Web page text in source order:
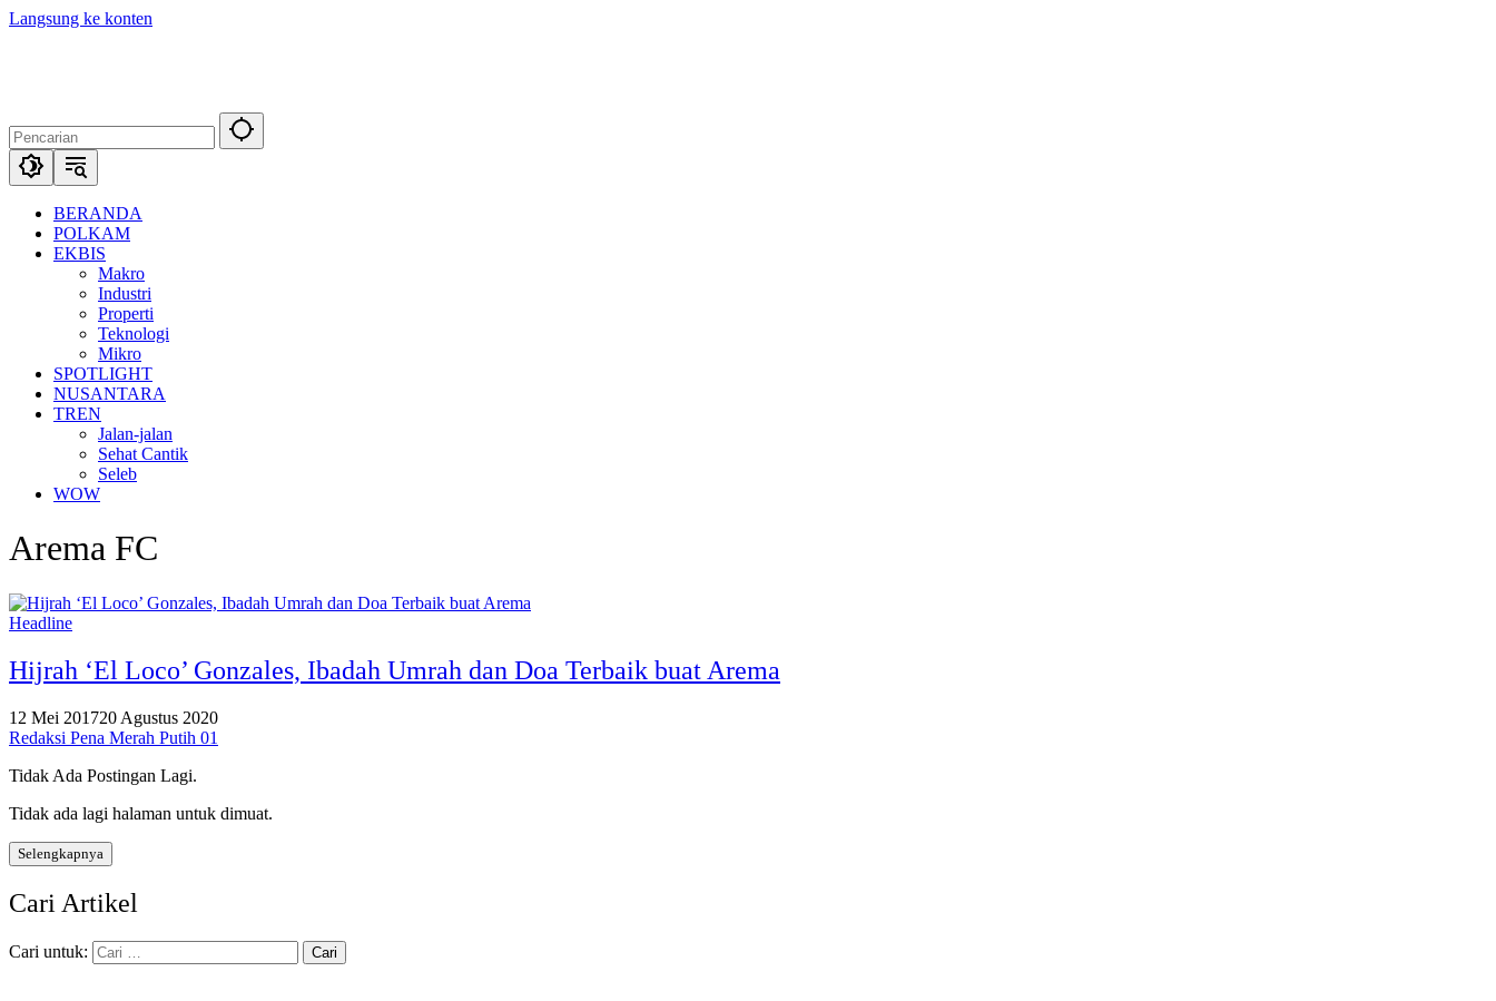
Langsung ke konten
BERANDA
POLKAM
EKBIS
Makro
Industri
Properti
Teknologi
Mikro
SPOTLIGHT
NUSANTARA
TREN
Jalan-jalan
Sehat Cantik
Seleb
WOW
Arema FC
Headline
Hijrah ‘El Loco’ Gonzales, Ibadah Umrah dan Doa Terbaik buat Arema
12 Mei 201720 Agustus 2020
Redaksi Pena Merah Putih 01
Tidak Ada Postingan Lagi.
Tidak ada lagi halaman untuk dimuat.
Selengkapnya
Cari Artikel
Cari untuk: